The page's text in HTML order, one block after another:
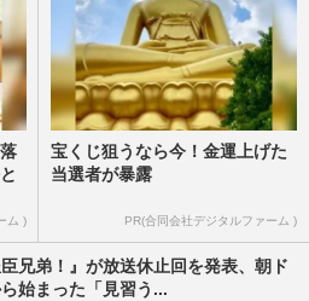
ム )
宝くじ狙うなら今！金運上げた
当選者が暴露
PR(合同会社デジタルファーム )
兄弟！』が放送休止回を発表、朝ド
始まった「見習う...